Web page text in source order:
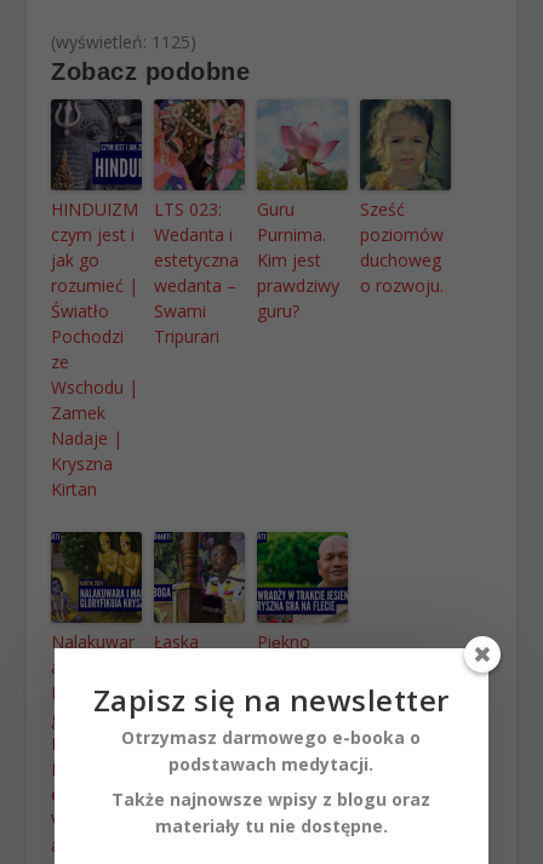
(wyświetleń: 1125)
Zobacz podobne
HINDUIZM
czym jest i
jak go
rozumieć |
Światło
Pochodzi
ze
Wschodu |
Zamek
Nadaje |
Kryszna
Kirtan
LTS 023:
Wedanta i
estetyczna
wedanta –
Swami
Tripurari
Guru
Purnima.
Kim jest
prawdziwy
guru?
Sześć
poziomów
duchoweg
o rozwoju.
Nalakuwar
a i
Manigriwa
gloryfikują
Krysznę |
Kartik 2024
ep.44 |
Vaishnavap
ada Babaji
Łaska
Kartik 2024
ep.39 |
Vaishnavap
ada Babaji
| raganuga
bhakti
Piękno
trakcie
jesieni
gdzie
Kryszna
gra na
flecie |
Zapisz się na newsletter
Otrzymasz darmowego e-booka o
podstawach medytacji.
Także najnowsze wpisy z blogu oraz
materiały tu nie dostępne.